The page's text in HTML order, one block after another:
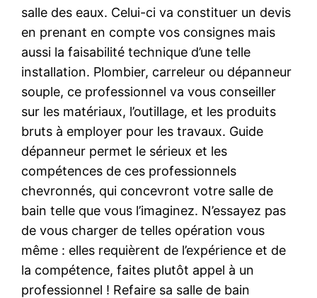
salle des eaux. Celui-ci va constituer un devis
en prenant en compte vos consignes mais
aussi la faisabilité technique d’une telle
installation. Plombier, carreleur ou dépanneur
souple, ce professionnel va vous conseiller
sur les matériaux, l’outillage, et les produits
bruts à employer pour les travaux. Guide
dépanneur permet le sérieux et les
compétences de ces professionnels
chevronnés, qui concevront votre salle de
bain telle que vous l’imaginez. N’essayez pas
de vous charger de telles opération vous
même : elles requièrent de l’expérience et de
la compétence, faites plutôt appel à un
professionnel ! Refaire sa salle de bain